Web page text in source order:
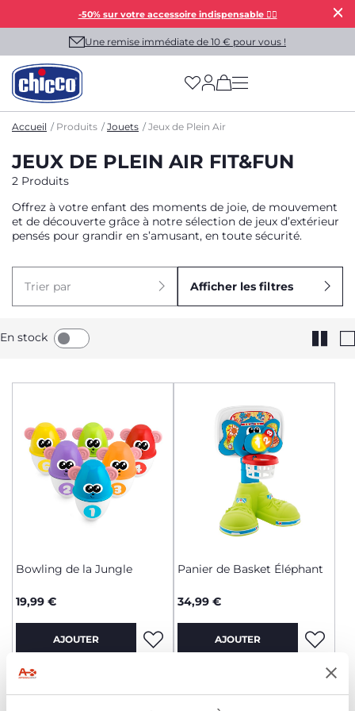
-50% sur votre accessoire indispensable 👯‍♀️
Une remise immédiate de 10 € pour vous !
(has more options
Accueil Produits Jouets Jeux de Plein Air
JEUX DE PLEIN AIR FIT&FUN
2 Produits
Offrez à votre enfant des moments de joie, de mouvement
et de découverte grâce à notre sélection de jeux d’extérieur
pensés pour grandir en s’amusant, en toute sécurité.
Trier par Afficher les filtres
En stock
Bowling de la Jungle
19,99 €
AJOUTER
Panier de Basket Éléphant
34,99 €
AJOUTER
DES JEUX D’EXTÉRIEUR POUR CHAQUE